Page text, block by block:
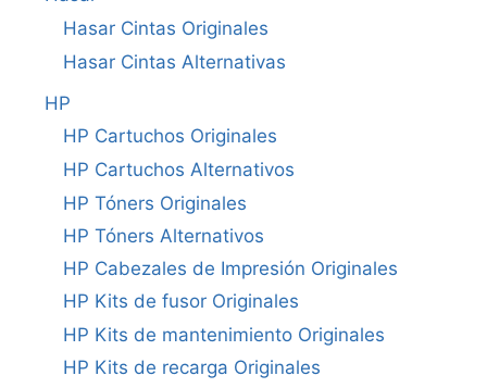
Hasar Cintas Originales
Hasar Cintas Alternativas
HP
HP Cartuchos Originales
HP Cartuchos Alternativos
HP Tóners Originales
HP Tóners Alternativos
HP Cabezales de Impresión Originales
HP Kits de fusor Originales
HP Kits de mantenimiento Originales
HP Kits de recarga Originales